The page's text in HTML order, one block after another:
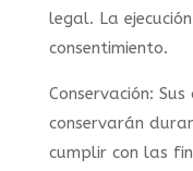
legal. La
consentimiento.
Conservación:
conservarán
cumplir con las